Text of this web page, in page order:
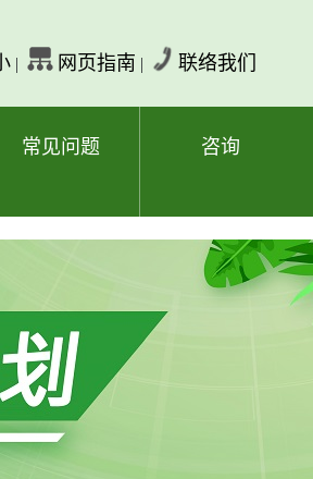
| 网页指南 | 联络我们
常见问题 咨询